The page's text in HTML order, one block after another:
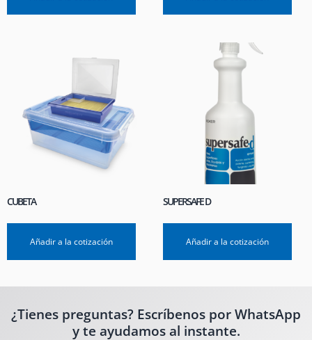
CUBETA
Añadir a la cotización
SUPERSAFE D
Añadir a la cotización
¿Tienes preguntas? Escríbenos por WhatsApp
y te ayudamos al instante.